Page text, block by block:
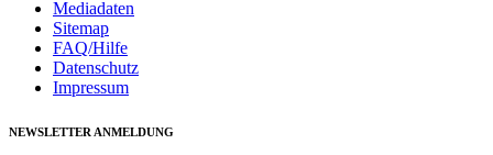
Mediadaten
Sitemap
FAQ/Hilfe
Datenschutz
Impressum
NEWSLETTER ANMELDUNG